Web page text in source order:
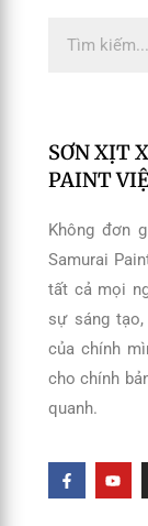
SƠN XỊT
PAINT
Không đơn
Samurai
tất cả mọi
sự sáng
của chính
cho chính
quanh.
F
a
c
Y
o
u